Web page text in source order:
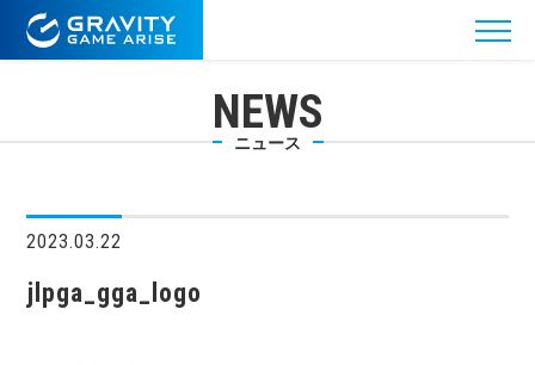
NEWS
ニュース
2023.03.22
jlpga_gga_logo